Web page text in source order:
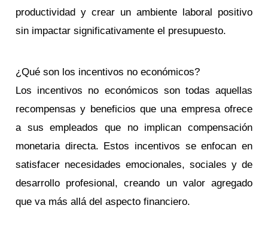
productividad y crear un ambiente laboral positivo
sin impactar significativamente el presupuesto.
¿Qué son los incentivos no económicos?
Los incentivos no económicos son todas aquellas
recompensas y beneficios que una empresa ofrece
a sus empleados que no implican compensación
monetaria directa. Estos incentivos se enfocan en
satisfacer necesidades emocionales, sociales y de
desarrollo profesional, creando un valor agregado
que va más allá del aspecto financiero.